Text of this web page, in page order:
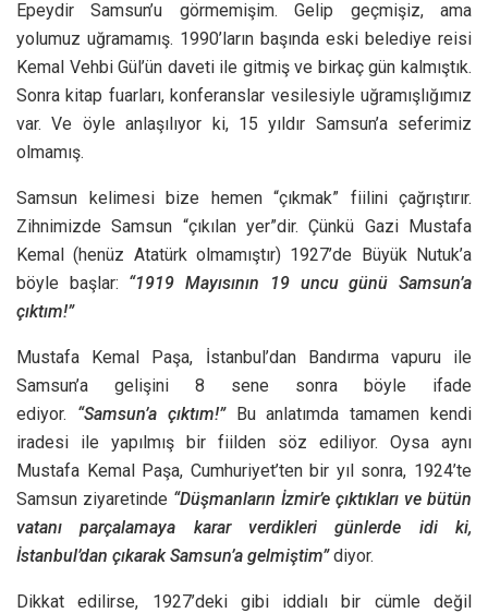
Epeydir Samsun’u görmemişim. Gelip geçmişiz, ama
yolumuz uğramamış. 1990’ların başında eski belediye reisi
Kemal Vehbi Gül’ün daveti ile gitmiş ve birkaç gün kalmıştık.
Sonra kitap fuarları, konferanslar vesilesiyle uğramışlığımız
var. Ve öyle anlaşılıyor ki, 15 yıldır Samsun’a seferimiz
olmamış.
Samsun kelimesi bize hemen “çıkmak” fiilini çağrıştırır.
Zihnimizde Samsun “çıkılan yer”dir. Çünkü Gazi Mustafa
Kemal (henüz Atatürk olmamıştır) 1927’de Büyük Nutuk’a
böyle başlar: “1919 Mayısının 19 uncu günü Samsun’a
çıktım!”
Mustafa Kemal Paşa, İstanbul’dan Bandırma vapuru ile
Samsun’a gelişini 8 sene sonra böyle ifade
ediyor. “Samsun’a çıktım!”Bu anlatımda tamamen kendi
iradesi ile yapılmış bir fiilden söz ediliyor. Oysa aynı
Mustafa Kemal Paşa, Cumhuriyet’ten bir yıl sonra, 1924’te
Samsun ziyaretinde “Düşmanların İzmir’e çıktıkları ve bütün
vatanı parçalamaya karar verdikleri günlerde idi ki,
İstanbul’dan çıkarak Samsun’a gelmiştim”diyor.
Dikkat edilirse, 1927’deki gibi iddialı bir cümle değil